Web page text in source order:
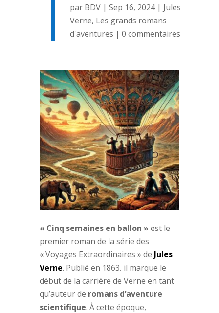
par BDV| Sep 16, 2024| Jules
Verne, Les grands romans
d'aventures | 0 commentaires
« Cinq semaines en ballon » est le
premier roman de la série des
« Voyages Extraordinaires » de Jules
Verne. Publié en 1863, il marque le
début de la carrière de Verne en tant
qu’auteur de romans d’aventure
scientifique. À cette époque,